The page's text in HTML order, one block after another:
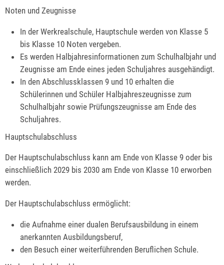
Noten und Zeugnisse
In der Werkrealschule, Hauptschule werden von Klasse 5
bis Klasse 10 Noten vergeben.
Es werden Halbjahresinformationen zum Schulhalbjahr und
Zeugnisse am Ende eines jeden Schuljahres ausgehändigt.
In den Abschlussklassen 9 und 10 erhalten die
Schülerinnen und Schüler Halbjahreszeugnisse zum
Schulhalbjahr sowie Prüfungszeugnisse am Ende des
Schuljahres.
Hauptschulabschluss
Der Hauptschulabschluss kann am Ende von Klasse 9 oder bis
einschließlich 2029 bis 2030 am Ende von Klasse 10 erworben
werden.
Der Hauptschulabschluss ermöglicht:
die Aufnahme einer dualen Berufsausbildung in einem
anerkannten Ausbildungsberuf,
den Besuch einer weiterführenden Beruflichen Schule.